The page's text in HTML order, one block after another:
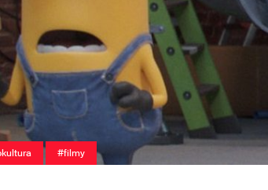
#filmy